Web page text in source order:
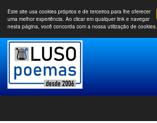
Este site usa cookies próprios e de terceiros para lhe oferecer
uma melhor experiência. Ao clicar em qualquer link e navegar
nesta página, você concorda com a nossa utilização de cookies.